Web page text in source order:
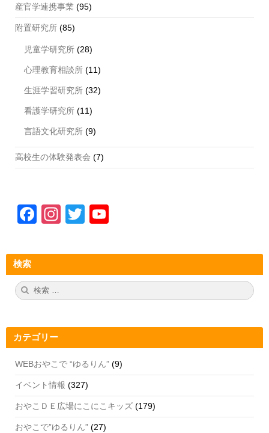
産官学連携事業 (95)
附置研究所 (85)
児童学研究所 (28)
心理教育相談所 (11)
生涯学習研究所 (32)
看護学研究所 (11)
言語文化研究所 (9)
高校生の体験発表会 (7)
F
c
e
b
o
k
In
a
gr
T
tt
er
u
T
e
C
h
n
検索
検
索:
カテゴリー
WEBおやこで “ゆるりん” (9)
イベント情報 (327)
おやこＤＥ広場にこにこキッズ (179)
おやこで”ゆるりん” (27)